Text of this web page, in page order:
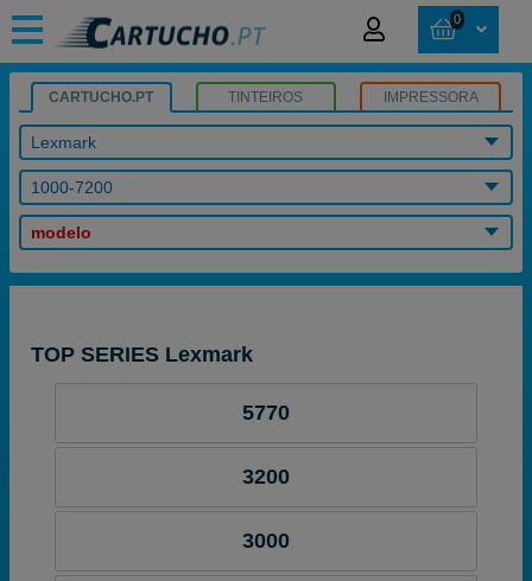
0
CARTUCHO.PT TINTEIROS IMPRESSORA
Lexmark
1000-7200
modelo
TOP SERIES Lexmark
5770
3200
3000